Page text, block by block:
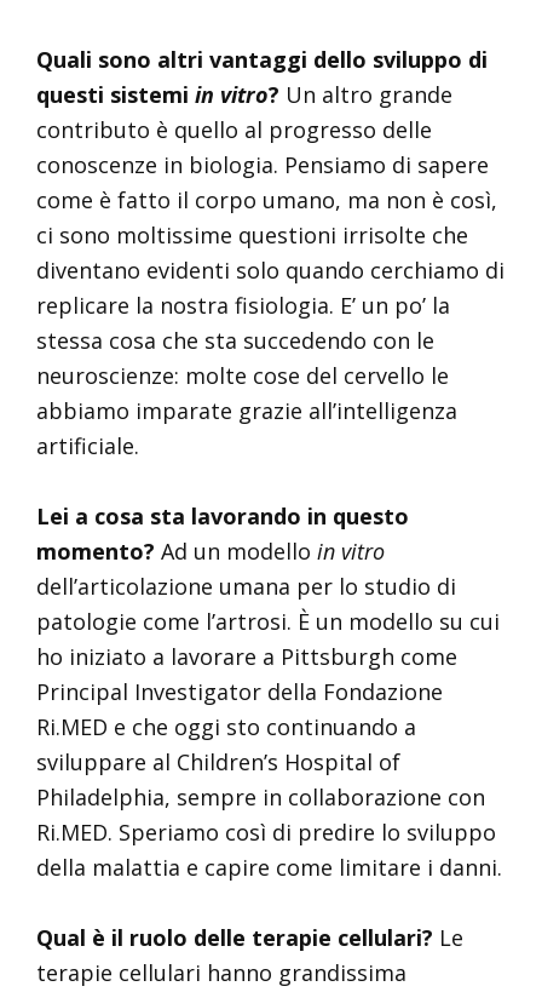
Quali sono altri vantaggi dello sviluppo di
questi sistemi in vitro? Un altro grande
contributo è quello al progresso delle
conoscenze in biologia. Pensiamo di sapere
come è fatto il corpo umano, ma non è così,
ci sono moltissime questioni irrisolte che
diventano evidenti solo quando cerchiamo di
replicare la nostra fisiologia. E’ un po’ la
stessa cosa che sta succedendo con le
neuroscienze: molte cose del cervello le
abbiamo imparate grazie all’intelligenza
artificiale.
Lei a cosa sta lavorando in questo
momento? Ad un modello in vitro
dell’articolazione umana per lo studio di
patologie come l’artrosi. È un modello su cui
ho iniziato a lavorare a Pittsburgh come
Principal Investigator della Fondazione
Ri.MED e che oggi sto continuando a
sviluppare al Children’s Hospital of
Philadelphia, sempre in collaborazione con
Ri.MED. Speriamo così di predire lo sviluppo
della malattia e capire come limitare i danni.
Qual è il ruolo delle terapie cellulari? Le
terapie cellulari hanno grandissima